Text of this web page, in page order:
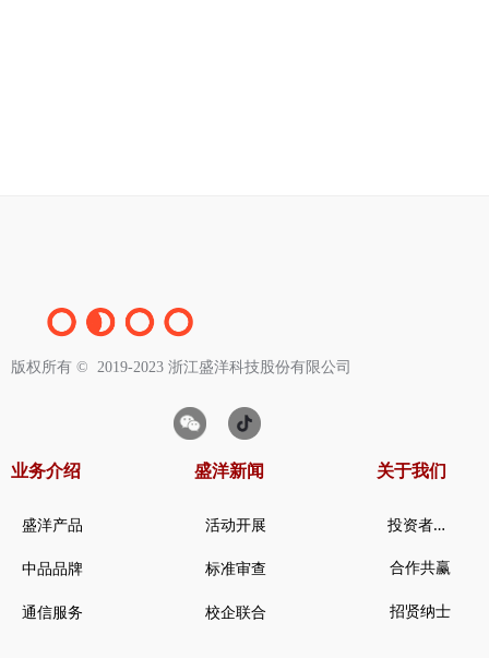
版权所有 ©  2019-2023 浙江盛洋科技股份有限公司
业务介绍
盛洋产品
中品品牌
通信服务
活动开展
标准审查
校企联合
盛洋新闻
投
资者关系
合作共赢
招贤纳士
关于我们